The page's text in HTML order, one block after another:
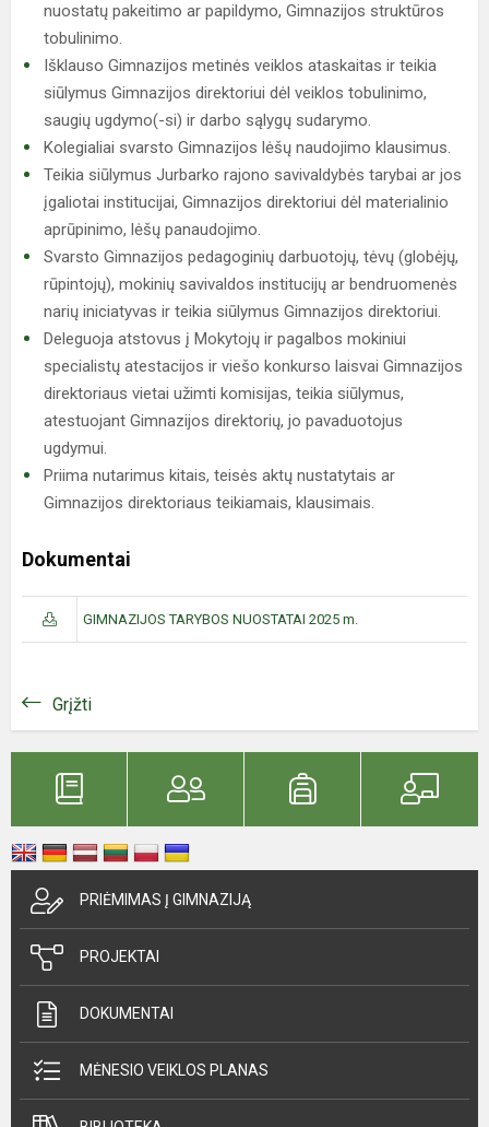
nuostatų pakeitimo ar papildymo, Gimnazijos struktūros
tobulinimo.
Išklauso Gimnazijos metinės veiklos ataskaitas ir teikia
siūlymus Gimnazijos direktoriui dėl veiklos tobulinimo,
saugių ugdymo(-si) ir darbo sąlygų sudarymo.
Kolegialiai svarsto Gimnazijos lėšų naudojimo klausimus.
Teikia siūlymus Jurbarko rajono savivaldybės tarybai ar jos
įgaliotai institucijai, Gimnazijos direktoriui dėl materialinio
aprūpinimo, lėšų panaudojimo.
Svarsto Gimnazijos pedagoginių darbuotojų, tėvų (globėjų,
rūpintojų), mokinių savivaldos institucijų ar bendruomenės
narių iniciatyvas ir teikia siūlymus Gimnazijos direktoriui.
Deleguoja atstovus į Mokytojų ir pagalbos mokiniui
specialistų atestacijos ir viešo konkurso laisvai Gimnazijos
direktoriaus vietai užimti komisijas, teikia siūlymus,
atestuojant Gimnazijos direktorių, jo pavaduotojus
ugdymui.
Priima nutarimus kitais, teisės aktų nustatytais ar
Gimnazijos direktoriaus teikiamais, klausimais.
Dokumentai
GIMNAZIJOS TARYBOS NUOSTATAI 2025 m.
Grįžti
PRIĖMIMAS Į GIMNAZIJĄ
PROJEKTAI
DOKUMENTAI
MĖNESIO VEIKLOS PLANAS